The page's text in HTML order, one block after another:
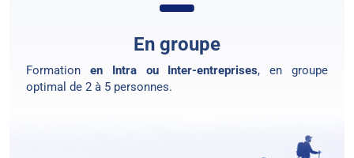
En groupe
Formation en Intra ou Inter-entreprises, en groupe
optimal de 2 à 5 personnes.